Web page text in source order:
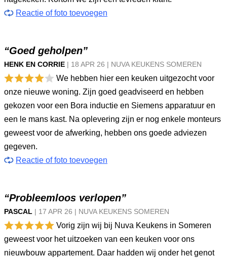
Reactie of foto toevoegen
“Goed geholpen”
HENK EN CORRIE | 18 APR 26 | NUVA KEUKENS SOMEREN
We hebben hier een keuken uitgezocht voor
onze nieuwe woning. Zijn goed geadviseerd en hebben
gekozen voor een Bora inductie en Siemens apparatuur en
een le mans kast. Na oplevering zijn er nog enkele monteurs
geweest voor de afwerking, hebben ons goede adviezen
gegeven.
Reactie of foto toevoegen
“Probleemloos verlopen”
PASCAL | 17 APR 26 | NUVA KEUKENS SOMEREN
Vorig zijn wij bij Nuva Keukens in Someren
geweest voor het uitzoeken van een keuken voor ons
nieuwbouw appartement. Daar hadden wij onder het genot